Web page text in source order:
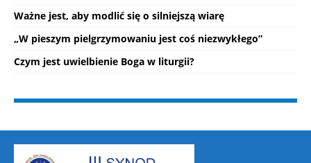
Ważne jest, aby modlić się o silniejszą wiarę
„W pieszym pielgrzymowaniu jest coś niezwykłego”
Czym jest uwielbienie Boga w liturgii?